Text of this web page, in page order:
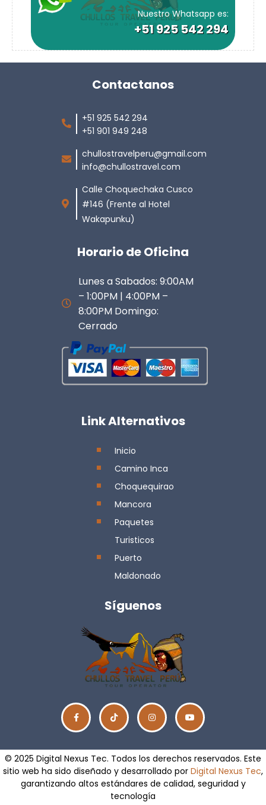
Nuestro Whatsapp es:
+51 925 542 294
Contactanos
+51 925 542 294
+51 901 949 248
chullostravelperu@gmail.com
info@chullostravel.com
Calle Choquechaka Cusco
#146 (Frente al Hotel
Wakapunku)
Horario de Oficina
Lunes a Sabados: 9:00AM
– 1:00PM | 4:00PM –
8:00PM Domingo:
Cerrado
Link Alternativos
Inicio
Camino Inca
Choquequirao
Mancora
Paquetes
Turisticos
Puerto
Maldonado
Síguenos
© 2025 Digital Nexus Tec. Todos los derechos reservados. Este
sitio web ha sido diseñado y desarrollado por Digital Nexus Tec,
garantizando altos estándares de calidad, seguridad y
tecnología